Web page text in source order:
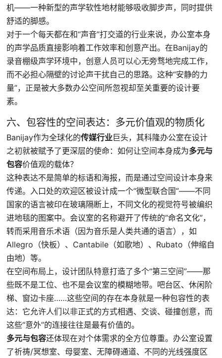
机——一种新型的声学软性地材能够吸收脚步声，同时提供
舒适的脚感。
对于一个每天都在和“声音”打交道的行业来说，办公室本身
的声学品质直接影响着工作效率和创意产出。在Banijay的
录音棚级声学环境中，创意人员可以心无旁骛地完成工作，
而不必担心隔壁的讨论声干扰自己的思路。这种“安静的力
量”，正是被大多数办公空间所忽视却至关重要的设计要
素。
六、包容性的空间表达：多元价值观的物质化
Banijay作为全球化的传媒行业巨头，其科隆办公室在设计
之初就被赋予了更深层的使命：如何让空间本身成为多元与
包容价值观的载体？
这种表达不是简单的标语和海报，而是通过空间设计本身来
传递。入口处的欢迎区被设计成一个“微型联合国”——不同
国家的语言被印在玻璃隔断上，不同文化的视觉符号被编织
进地毯的图案中。会议室的名称避开了传统的“命名文化”，
转而采用音乐术语（因为音乐是人类共通的语言），如
Allegro（快板）、Cantabile（如歌地）、Rubato（伸缩自
由地）等。
在空间布局上，设计团队特意打造了多个“第三空间”——那
些既不是工位、也不是会议室的模糊地带。吧台区、休闲阶
梯、窗边卡座……这些空间的存在本身就是一种包容性的表
达：它允许人们以非正式的方式相遇、交谈、碰撞创意，而
这些“意外”的连接往往是最有价值的。
多元与包容还体现在对个体需求的全方位尊重。办公室设置
了祈祷/冥想室、母婴室、无障碍通道、不同的光线强度区